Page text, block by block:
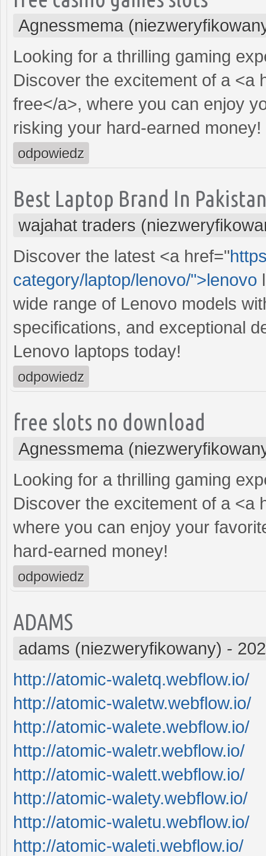
Agnessmema
Looking for a thrilling gaming
Discover the excitement of a <a
free</a>, where you can enjoy
risking your hard-earned money!
odpowiedz
Best Laptop Brand In
wajahat traders
Discover the latest <a href="
category/laptop/lenovo/">lenovo
wide range of Lenovo models
specifications, and exceptional
Lenovo laptops today!
odpowiedz
free slots no download
Agnessmema
Looking for a thrilling gaming
Discover the excitement of a <a
where you can enjoy your
hard-earned money!
odpowiedz
ADAMS
adams (niezweryfikowany) -
http://atomic-waletq.webflow.io/
http://atomic-waletw.webflow.io/
http://atomic-walete.webflow.io/
http://atomic-waletr.webflow.io/
http://atomic-walett.webflow.io/
http://atomic-walety.webflow.io/
http://atomic-waletu.webflow.io/
http://atomic-waleti.webflow.io/